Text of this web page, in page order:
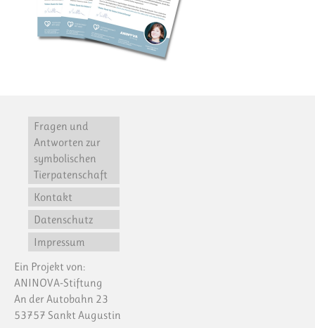
Fragen und
Antworten zur
symbolischen
Tierpatenschaft
Kontakt
Datenschutz
Impressum
Ein Projekt von:
ANINOVA-Stiftung
An der Autobahn 23
53757 Sankt Augustin